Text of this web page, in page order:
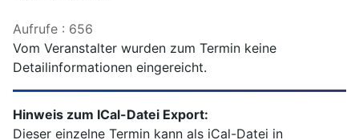
Aufrufe : 656
Vom Veranstalter wurden zum Termin keine
Detailinformationen eingereicht.
Hinweis zum ICal-Datei Export:
Dieser einzelne Termin kann als iCal-Datei in